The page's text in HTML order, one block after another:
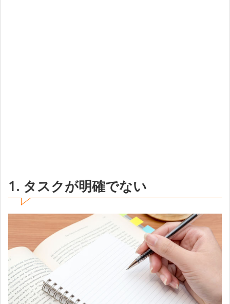
1. タスクが明確でない